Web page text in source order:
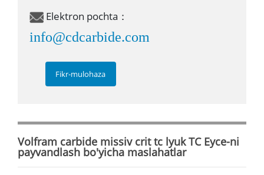
Elektron pochta：
info@cdcarbide.com
Fikr-mulohaza
Volfram carbide missiv crit tc lyuk TC Eyce-ni
payvandlash bo'yicha maslahatlar